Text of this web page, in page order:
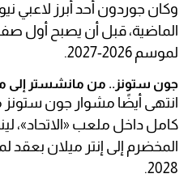
وكان جوردون أحد أبرز لاعبي
الماضية، قبل أن يصبح أول
لموسم 2026-2027.
جون ستونز.. من مانشستر إلى
انتهى أيضًا مشوار جون
كامل داخل ملعب «الاتحاد»،
المخضرم إلى إنتر ميلان
2028.